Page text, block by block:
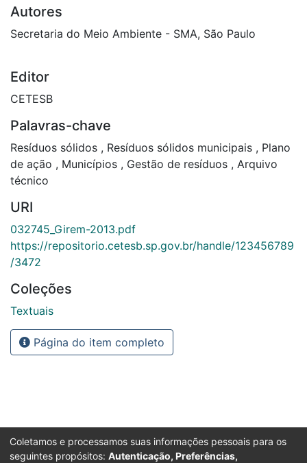
Autores
Secretaria do Meio Ambiente - SMA, São Paulo
Editor
CETESB
Palavras-chave
Resíduos sólidos , Resíduos sólidos municipais , Plano
de ação , Municípios , Gestão de resíduos , Arquivo
técnico
URI
032745_Girem-2013.pdf
https://repositorio.cetesb.sp.gov.br/handle/123456789
/3472
Coleções
Textuais
Página do item completo
Coletamos e processamos suas informações pessoais para os
seguintes propósitos: Autenticação, Preferências,